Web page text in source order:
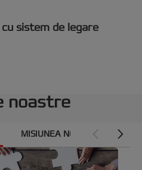
sistem de legare
noastre
MISIUNEA NOASTRĂ